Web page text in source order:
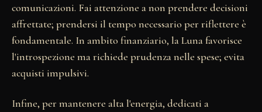
comunicazioni. Fai attenzione a non prendere decisioni
affrettate; prendersi il tempo necessario per riflettere è
fondamentale. In ambito finanziario, la Luna favorisce
l'introspezione ma richiede prudenza nelle spese; evita
acquisti impulsivi.
Infine, per mantenere alta l'energia, dedicati a